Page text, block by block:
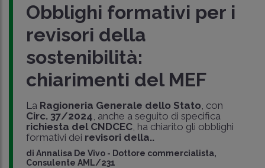
Obblighi formativi per i
revisori della
sostenibilità:
chiarimenti del MEF
La Ragioneria Generale dello Stato, con
Circ. 37/2024 , anche a seguito di specifica
richiesta del CNDCEC, ha chiarito gli obblighi
formativi dei revisori della..
di Annalisa De Vivo - Dottore commercialista,
Consulente AML/231